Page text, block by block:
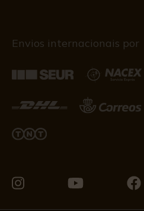
Envios internacionais por